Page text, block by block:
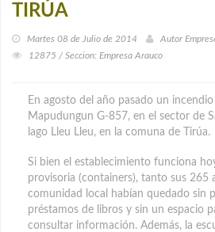
TIRÚA
Martes 08 de Julio de 2014 Autor
12875 / Seccion: Empresa Arauco
En agosto del año pasado un
Mapudungun G-857, en el sector de
lago Lleu Lleu, en la comuna de Tirúa.
Si bien el establecimiento funciona
provisoria (containers), tanto sus 265
comunidad local habían quedado sin
préstamos de libros y sin un espacio
consultar información. Además, la